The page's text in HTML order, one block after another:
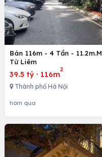
Bán 116m - 4 Tần -
Từ Liêm
39.5 tỷ · 116m
2
Thành phố Hà Nội
hôm qua